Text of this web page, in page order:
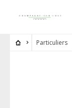
Particuliers